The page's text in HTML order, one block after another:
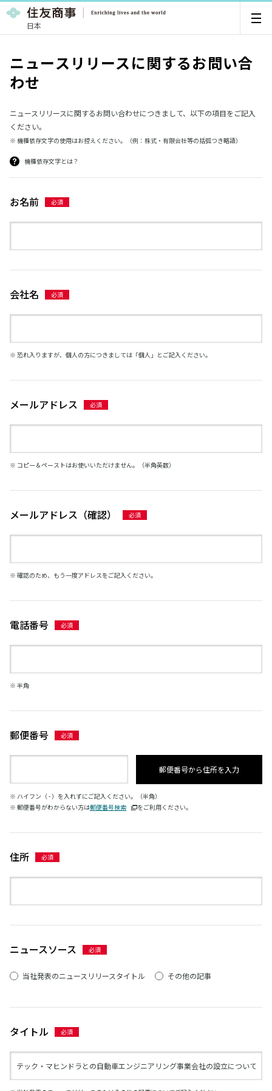
日本
ニュースリリースに関するお問い合
わせ
ニュースリリースに関するお問い合わせにつきまして、以下の項目をご記入
ください。
※ 機種依存文字の使用はお控えください。（例：株式・有限会社等の括弧つき略語）
機種依存文字とは？
お名前
会社名
※ 恐れ入りますが、個人の方につきましては「個人」とご記入ください。
メールアドレス
※ コピー＆ペーストはお使いいただけません。（半角英数）
メールアドレス（確認）
※ 確認のため、もう一度アドレスをご記入ください。
電話番号
※ 半角
郵便番号
郵便番号から住所を入力
※ ハイフン（ - ）を入れずにご記入ください。（半角）
※ 郵便番号がわからない方は郵便番号検索 をご利用ください。
住所
ニュースソース
当社発表のニュースリリースタイトル その他の記事
タイトル